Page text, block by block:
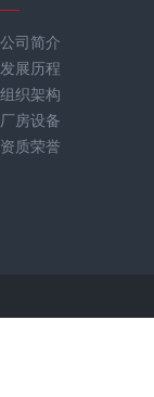
公司简介
发展历程
组织架构
厂房设备
资质荣誉